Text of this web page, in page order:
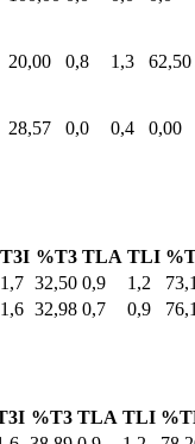
20,00 0,8 1,3 62,50
28,57 0,0 0,4 0,00
T3I %T3 TLA TLI
1,7 32,50 0,9 1,2
1,6 32,98 0,7 0,9
%T3 TLA TLI